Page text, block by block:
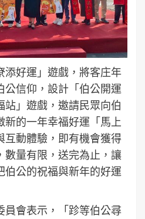
添好運」遊戲，將客庄年
公信仰，設計「伯公開運
站」遊戲，邀請民眾向伯
新的一年幸福好運「馬上
互動體驗，即有機會獲得
數量有限，送完為止，讓
伯公的祝福與新年的好運
員會表示，「跈等伯公尋